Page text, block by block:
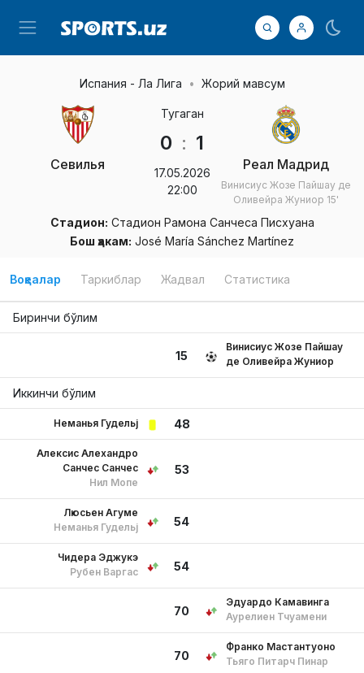
Испания - Ла Лига Жорий мавсум
Севилья
Тугаган
0 : 1
17.05.2026
22:00
Реал Мадрид
Винисиус Жозе Пайшау де
Оливейра Жуниор 15'
Стадион: Стадион Рамона Санчеса Писхуана
Бош ҳакам: José María Sánchez Martínez
Воқеалар Таркиблар Жадвал Статистика
Биринчи бўлим
15
Винисиус Жозе Пайшау
де Оливейра Жуниор
Иккинчи бўлим
48
Неманья Гудельj
53
Алексис Алехандро
Санчес Санчес
Нил Мопе
54
Люсьен Агуме
Неманья Гудельj
54
Чидера Эджукэ
Рубен Варгас
70
Эдуардо Камавинга
Аурелиен Тчуамени
70
Франко Мастантуоно
Тьяго Питарч Пинар